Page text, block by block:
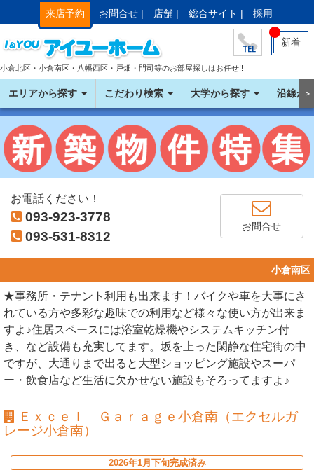
来店予約 お問合せ | 店舗 | 総合サイト | 採用
新着
小倉北区・小倉南区・八幡西区・戸畑・門司等のお部屋探しはお任せ!!
エリアから探す こだわり検索 大学から探す 沿線か＞
お電話ください！
093-923-3778
093-531-8312
お問合せ
小倉南区
★事務所・テナント利用も出来ます！バイクや車を大事にさ
れている方や多彩な趣味での利用など様々な使い方が出来ま
すよ♪住居スペースには浴室乾燥機やシステムキッチン付
き、など設備も充実してます。坂を上った閑静な住宅街の中
ですが、大通りまで出ると大型ショッピング施設やスーパ
ー・飲食店など生活に欠かせない施設もそろってますよ♪
Ｅｘｃｅｌ Ｇａｒａｇｅ小倉南（エクセルガ
レージ小倉南）
2026年1月下旬完成済み